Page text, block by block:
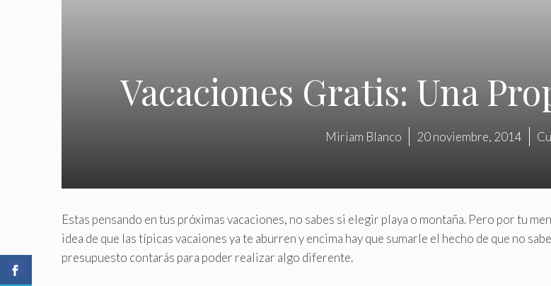
Vacaciones Gratis: Una
Miriam Blanco 20 noviembre, 2014
Estas pensando en tus próximas vacaciones, no sabes si elegir playa o montaña. Pero por tu
idea de que las típicas vacaiones ya te aburren y encima hay que sumarle el hecho de que no
presupuesto contarás para poder realizar algo diferente.